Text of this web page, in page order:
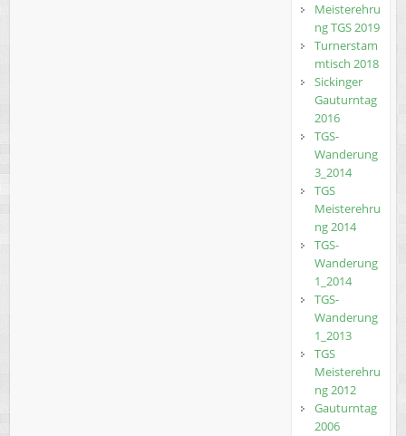
Meisterehru
ng TGS 2019
Turnerstam
mtisch 2018
Sickinger
Gauturntag
2016
TGS-
Wanderung
3_2014
TGS
Meisterehru
ng 2014
TGS-
Wanderung
1_2014
TGS-
Wanderung
1_2013
TGS
Meisterehru
ng 2012
Gauturntag
2006